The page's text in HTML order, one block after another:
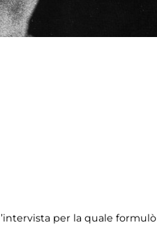
per la quale formulò